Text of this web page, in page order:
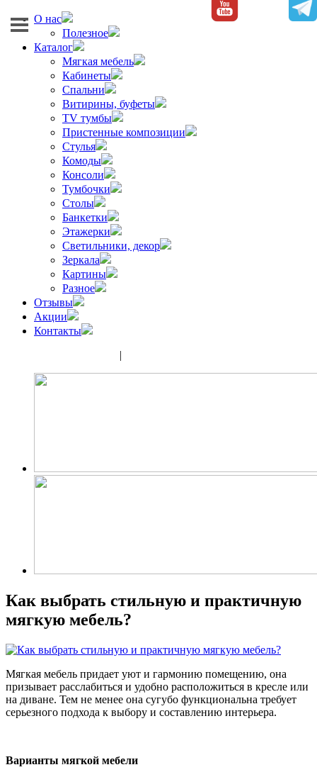
О нас
Полезное
Каталог
Мягкая мебель
Кабинеты
Спальни
Витирины, буфеты
TV тумбы
Пристенные композиции
Стулья
Комоды
Консоли
Тумбочки
Столы
Банкетки
Этажерки
Светильники, декор
Зеркала
Картины
Разное
Отзывы
Акции
Контакты
|
Как выбрать стильную и практичную
мягкую мебель?
Мягкая мебель придает уют и гармонию помещению, она
призывает расслабиться и удобно расположиться в кресле или
на диване. Тем не менее она сугубо функциональна требует
серьезного подхода к выбору и составлению интерьера.
Варианты мягкой мебели